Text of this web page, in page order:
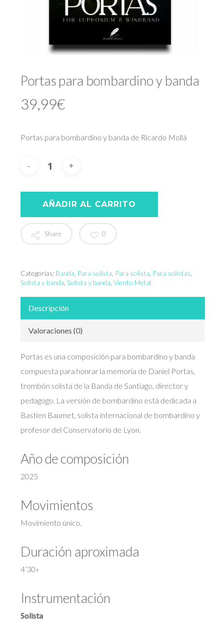
Portas para bombardino y banda
39,99€
Portas para bombardino y banda de Ricardo Mollá
AÑADIR AL CARRITO
Share 0
Categorías: Banda Para solista Para solista Para solistas
Solista y banda Solista y banda Viento Metal
Descripción
Valoraciones (0)
Portas es una composición para bombardino y banda
compuesta para honrar la memoria de Daniel Portas,
trombón solista de la Banda de Santiago, director y
pedagogo. La versión de bombardino está dedicada a
Bastien Baumet, solista internacional de bombardino y
profesor del Conservatorio de Lyon.
Año de composición
2025
Movimientos
Movimiento único.
Duración aproximada
4’30»
Instrumentación
Solista